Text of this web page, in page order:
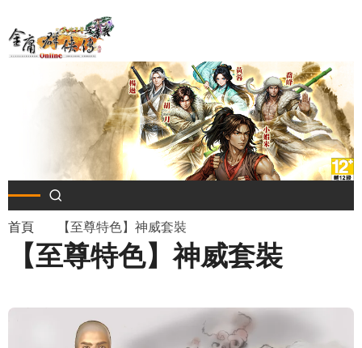
至
導
航
首頁 【至尊特色】神威套裝
【至尊特色】神威套裝